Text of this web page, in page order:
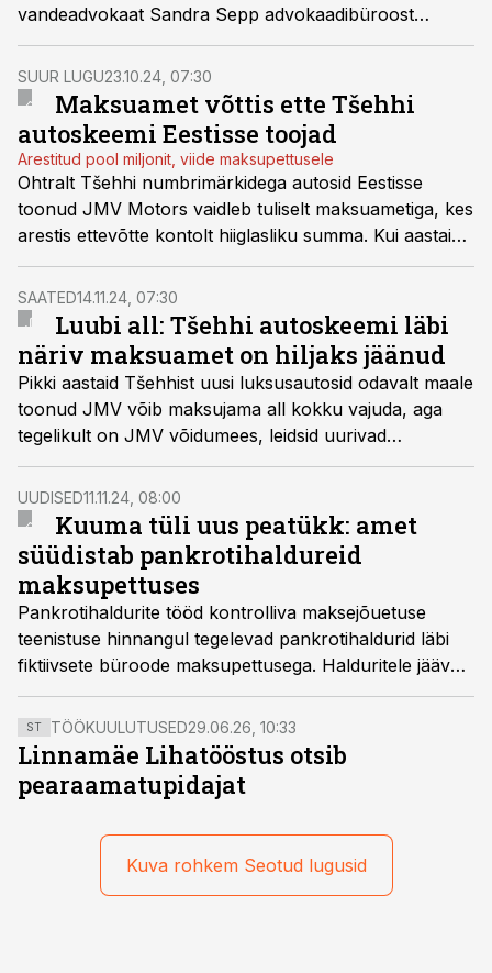
vandeadvokaat Sandra Sepp advokaadibüroost
Lepmets & Nõges.
SUUR LUGU23.10.24, 07:30
Maksuamet võttis ette Tšehhi
autoskeemi Eestisse toojad
Arestitud pool miljonit, viide maksupettusele
Ohtralt Tšehhi numbrimärkidega autosid Eestisse
toonud JMV Motors vaidleb tuliselt maksuametiga, kes
arestis ettevõtte kontolt hiiglasliku summa. Kui aastaid
tagasi ütles maksuamet, et JMV äri ei ole probleemne,
siis nüüd on tuul pöördunud.
SAATED14.11.24, 07:30
Luubi all: Tšehhi autoskeemi läbi
näriv maksuamet on hiljaks jäänud
Pikki aastaid Tšehhist uusi luksusautosid odavalt maale
toonud JMV võib maksujama all kokku vajuda, aga
tegelikult on JMV võidumees, leidsid uurivad
ajakirjanikud saates „Luubi all“.
UUDISED11.11.24, 08:00
Kuuma tüli uus peatükk: amet
süüdistab pankrotihaldureid
maksupettuses
Pankrotihaldurite tööd kontrolliva maksejõuetuse
teenistuse hinnangul tegelevad pankrotihaldurid läbi
fiktiivsete büroode maksupettusega. Halduritele jäävad
süüdistused arusaamatuks.
ST TÖÖKUULUTUSED29.06.26, 10:33
Linnamäe Lihatööstus otsib
pearaamatupidajat
Kuva rohkem Seotud lugusid